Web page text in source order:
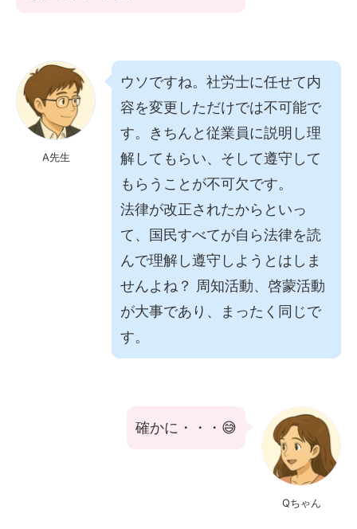
A先生
ウソですね。社労士に任せて内
容を変更しただけでは不可能で
す。きちんと従業員に説明し理
解してもらい、そして遵守して
もらうことが不可欠です。
法律が改正されたからといっ
て、国民すべてが自ら法律を読
んで理解し遵守しようとはしま
せんよね？ 周知活動、啓蒙活動
が大事であり、まったく同じで
す。
Qちゃん
確かに・・・😅